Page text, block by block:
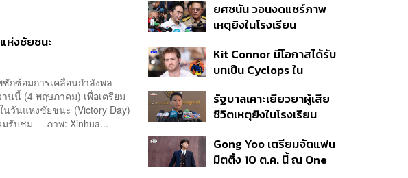
ห่งชัยชนะ
กซ้อมการเคลื่อนกำลังพล
นนี้ (4 พฤษภาคม) เพื่อเตรียม
วันแห่งชัยชนะ (Victory Day)
มรับชม ภาพ: Xinhua...
ข้ามแดน-สารพิษในแม่น้ำ
ยศชนัน วอนงดแชร์ภาพ
เหตุยิงในโรงเรียน
เรียนชั่วคราว-เร่งเยียวยา
จิตใจ
Kit Connor มีโอกาสได้รับ
บทเป็น Cyclops ใน
เวอร์ชันใหม่
รัฐบาลเคาะเยียวยาผู้เสีย
ชีวิตเหตุยิงในโรงเรียน
เหตุในอดีต เข้าเกณฑ์
สาธารณภัย พร้อมเร่งจ่าย
Gong Yoo เตรียมจัดแฟน
มีตติ้ง 10 ต.ค. นี้ ณ One